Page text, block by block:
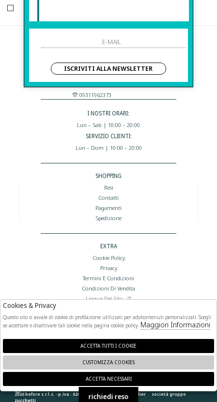
Before S.r.l.s.
Via Della Maestranza , 23
96100 Siracusa - Italia
Eshop@apiedinudinelparcoboutique.com
09311962373
I NOSTRI ORARI:
Lun – Sab | 10:00 – 20:00
SERVIZIO CLIENTI:
Lun – Dom | 10:00 – 20:00
SHOPPING
Resi
Contatti
Pagamenti
Spedizione
EXTRA
Cookie Policy
Privacy
Termini E Condizioni
Condizioni Di Vendita
Lingua Del Sito : IT
FOLLOW US
2026 before s.r.l.s. - p.iva : 02066400892 powered by atelier società gruppo
zucchetti
🍪
ISCRIVITI ALLA NEWSLETTER
richiedi reso
Cookies & Privacy
Questo sito si avvale di cookie di profilazione utilizzati per ads/contenuti personalizzati. Scegli
se accettare o disattivare tali cookie nella pagina cookie policy. Maggiori Informazioni
ACCETTA TUTTI I COOKIE
CUSTOMIZZA COOKIES
ACCETTA NECESSARI